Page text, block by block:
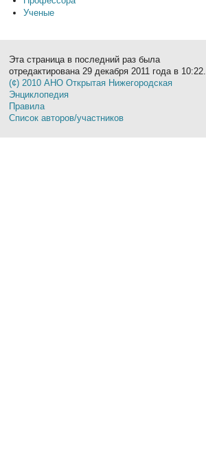
Ученые
Эта страница в последний раз была
отредактирована 29 декабря 2011 года в 10:22.
(¢) 2010 АНО Открытая Нижегородская
Энциклопедия
Правила
Список авторов/участников